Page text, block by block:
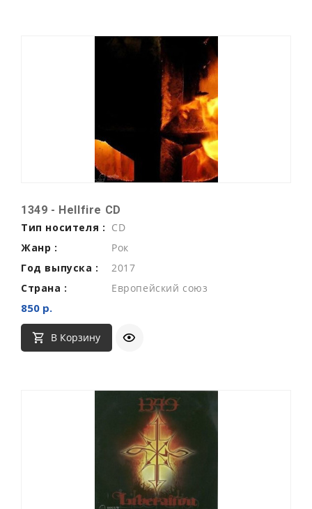
1349 - Hellfire CD
Тип носителя : CD
Жанр :
Рок
Год выпуска :
2017
Страна :
Европейский союз
850 р.
В Корзину